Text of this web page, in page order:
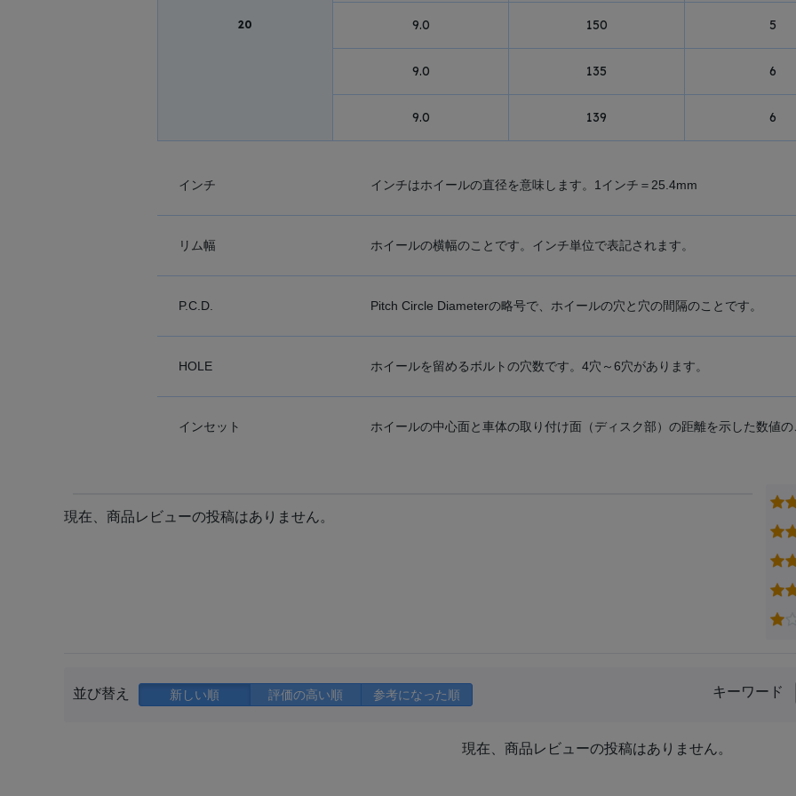
20 9.0 150 5
9.0 135 6
9.0 139 6
インチ インチはホイールの直径を意味します。1インチ＝25.4mm
リム幅 ホイールの横幅のことです。インチ単位で表記されます。
P.C.D. Pitch Circle Diameterの略号で、ホイールの穴と穴の間隔のことです。
HOLE ホイールを留めるボルトの穴数です。4穴～6穴があります。
インセット ホイールの中心面と車体の取り付け面（ディスク部）の距離を示した数値の
現在、商品レビューの投稿はありません。
並び替え 新しい順 評価の高い順 参考になった順 キーワード
現在、商品レビューの投稿はありません。